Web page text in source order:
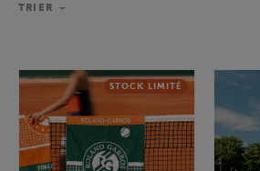
TRIER
STOCK LIMITÉ